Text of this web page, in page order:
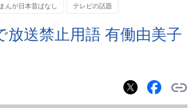
まんが日本昔ばなし テレビの話題
送禁止用語 有働由美子